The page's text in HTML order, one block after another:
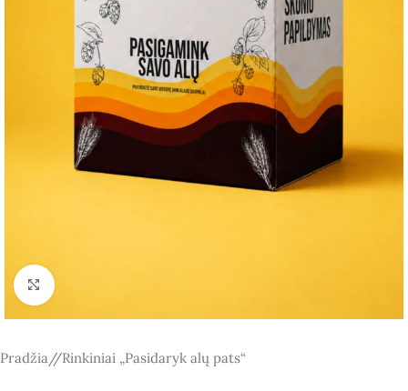
Spauskite, kad padidintumėte
Pradžia / Rinkiniai „Pasidaryk alų pats“